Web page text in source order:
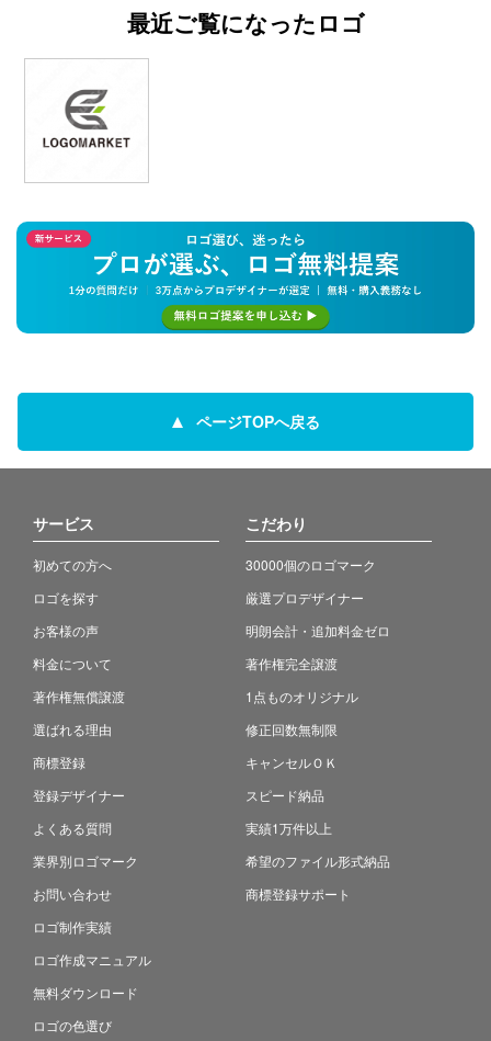
最近ご覧になったロゴ
ページTOPへ戻る
サービス
初めての方へ
ロゴを探す
お客様の声
料金について
著作権無償譲渡
選ばれる理由
商標登録
登録デザイナー
よくある質問
業界別ロゴマーク
お問い合わせ
ロゴ制作実績
ロゴ作成マニュアル
無料ダウンロード
ロゴの色選び
こだわり
30000個のロゴマーク
厳選プロデザイナー
明朗会計・追加料金ゼロ
著作権完全譲渡
1点ものオリジナル
修正回数無制限
キャンセルＯＫ
スピード納品
実績1万件以上
希望のファイル形式納品
商標登録サポート